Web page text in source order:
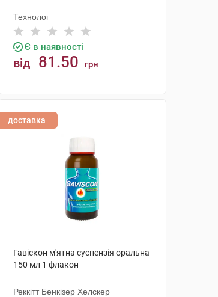
Технолог
Є в наявності
від 81.50 грн
доставка
Гавіскон м'ятна суспензія оральна
150 мл 1 флакон
Реккітт Бенкізер Хелскер